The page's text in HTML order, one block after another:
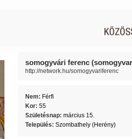
somogyvári ferenc
http://network.hu/somogyvariferenc
Nem: Férfi
Kor: 55
Születésnap: március 15.
Település: Szombathely (Herény)